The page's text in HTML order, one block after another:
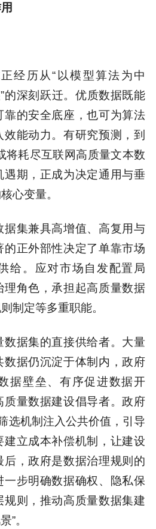
经历从“以模型算法为中
的深刻跃迁。优质数据既能
靠的安全底座，也可为算法
能动力。有研究预测，到
将耗尽互联网高质量文本数
期，正成为决定通用与垂
心变量。
据集兼具高增值、高复用与
正外部性决定了单靠市场
给。应对市场自发配置局
理角色，承担起高质量数据
制定等多重职能。
据集的直接供给者。大量
据仍沉淀于体制内，政府
据壁垒、有序促进数据开
质量数据建设倡导者。政府
选机制注入公共价值，引导
立成本补偿机制，让建设
，政府是数据治理规则的
步明确数据确权、隐私保
则，推动高质量数据集建
”。